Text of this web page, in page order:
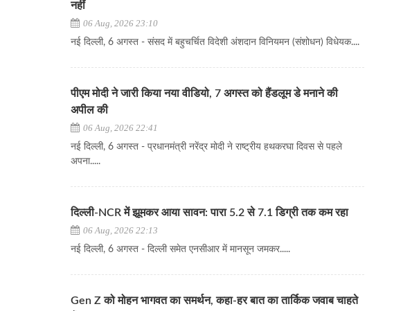
नहीं
06 Aug, 2026 23:10
नई दिल्ली, 6 अगस्त - संसद में बहुचर्चित विदेशी अंशदान विनियमन (संशोधन) विधेयक....
पीएम मोदी ने जारी किया नया वीडियो, 7 अगस्त को हैंडलूम डे मनाने की
अपील की
06 Aug, 2026 22:41
नई दिल्ली, 6 अगस्त - प्रधानमंत्री नरेंद्र मोदी ने राष्ट्रीय हथकरघा दिवस से पहले
अपना.....
दिल्ली-NCR में झूमकर आया सावन: पारा 5.2 से 7.1 डिग्री तक कम रहा
06 Aug, 2026 22:13
नई दिल्ली, 6 अगस्त - दिल्ली समेत एनसीआर में मानसून जमकर.....
Gen Z को मोहन भागवत का समर्थन, कहा-हर बात का तार्किक जवाब चाहते